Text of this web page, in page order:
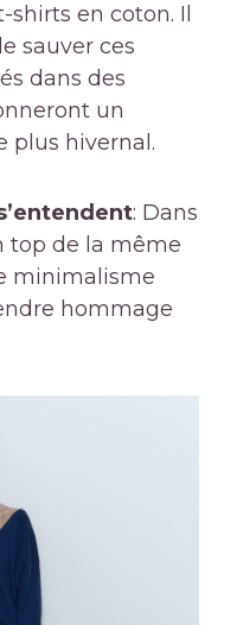
en coton. Il
sauver ces
dans des
un
plus hivernal.
: Dans
top de la même
minimalisme
hommage